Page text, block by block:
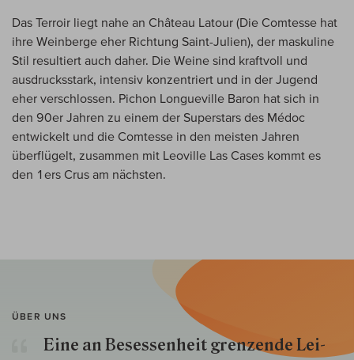
Das Terroir liegt nahe an Château Latour (Die Comtesse hat
ihre Weinberge eher Richtung Saint-Julien), der maskuline
Stil resultiert auch daher. Die Weine sind kraftvoll und
ausdrucksstark, intensiv konzentriert und in der Jugend
eher verschlossen. Pichon Longueville Baron hat sich in
den 90er Jahren zu einem der Superstars des Médoc
entwickelt und die Comtesse in den meisten Jahren
überflügelt, zusammen mit Leoville Las Cases kommt es
den 1ers Crus am nächsten.
ÜBER UNS
Eine an Besessenheit gren­zende Lei­